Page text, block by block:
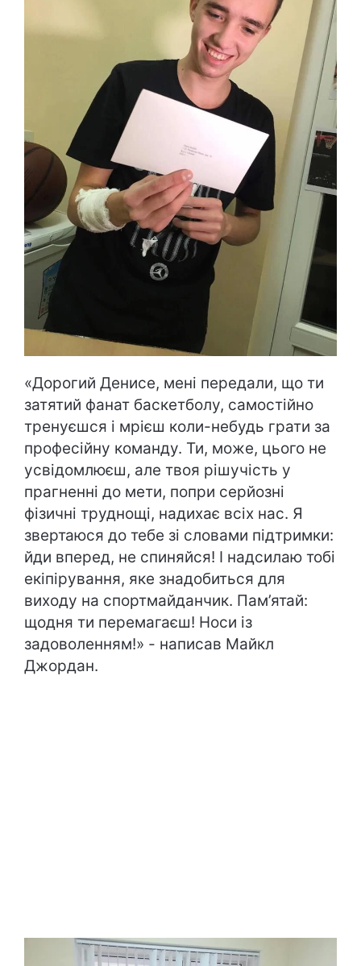
«Дорогий Денисе, мені передали, що ти
затятий фанат баскетболу, самостійно
тренуєшся і мрієш коли-небудь грати за
професійну команду. Ти, може, цього не
усвідомлюєш, але твоя рішучість у
прагненні до мети, попри серйозні
фізичні труднощі, надихає всіх нас. Я
звертаюся до тебе зі словами підтримки:
йди вперед, не спиняйся! І надсилаю тобі
екіпірування, яке знадобиться для
виходу на спортмайданчик. Пам’ятай:
щодня ти перемагаєш! Носи із
задоволенням!» - написав Майкл
Джордан.